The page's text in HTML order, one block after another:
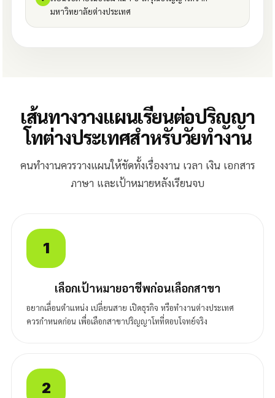
มหาวิทยาลัยต่างประเทศ
เส้นทางวางแผนเรียนต่อปริญญา
โทต่างประเทศสำหรับวัยทำงาน
คนทำงานควรวางแผนให้ชัดทั้งเรื่องงาน เวลา เงิน เอกสาร
ภาษา และเป้าหมายหลังเรียนจบ
1
เลือกเป้าหมายอาชีพก่อนเลือกสาขา
อยากเลื่อนตำแหน่ง เปลี่ยนสาย เปิดธุรกิจ หรือทำงานต่างประเทศ
ควรกำหนดก่อน เพื่อเลือกสาขาปริญญาโทที่ตอบโจทย์จริง
2